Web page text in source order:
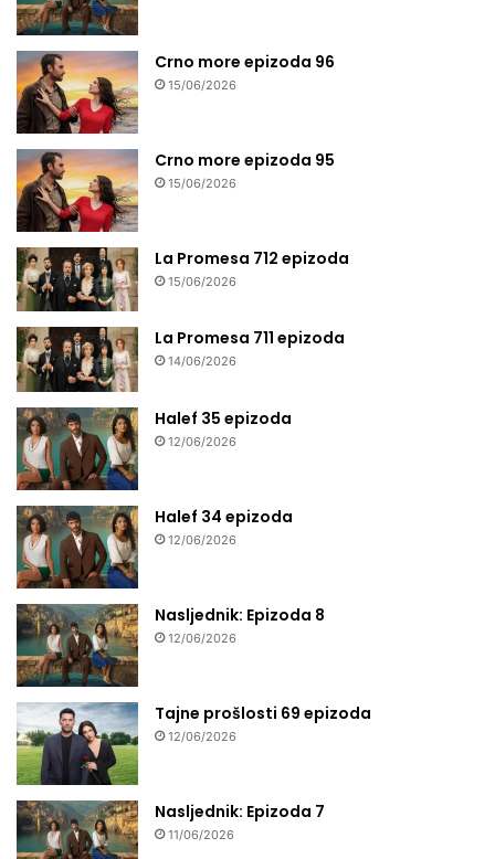
Crno more epizoda 96
15/06/2026
Crno more epizoda 95
15/06/2026
La Promesa 712 epizoda
15/06/2026
La Promesa 711 epizoda
14/06/2026
Halef 35 epizoda
12/06/2026
Halef 34 epizoda
12/06/2026
Nasljednik: Epizoda 8
12/06/2026
Tajne prošlosti 69 epizoda
12/06/2026
Nasljednik: Epizoda 7
11/06/2026